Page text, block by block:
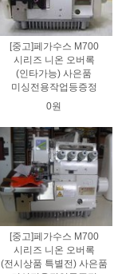
[중고]페가수스 M700
시리즈 니온 오버록
(인타가능) 사은품
미싱전용작업등증정
0원
[중고]페가수스 M700
시리즈 니온 오버록
(전시상품 특별전) 사은품